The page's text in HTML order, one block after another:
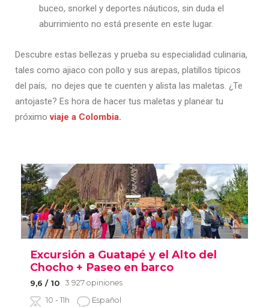
buceo, snorkel y deportes náuticos, sin duda el
aburrimiento no está presente en este lugar.
Descubre estas bellezas y prueba su especialidad culinaria,
tales como ajiaco con pollo y sus arepas, platillos típicos
del país, no dejes que te cuenten y alista las maletas. ¿Te
antojaste? Es hora de hacer tus maletas y planear tu
próximoviaje a Colombia.